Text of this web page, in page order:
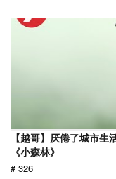
【越哥】厌倦了城市
《小森林》
# 326